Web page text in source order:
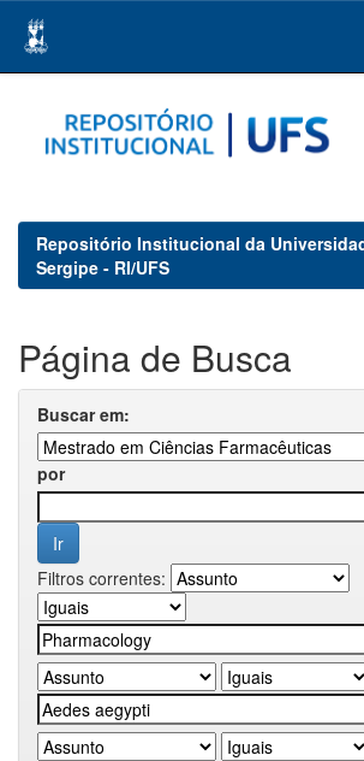
navigation
Repositório Institucional da
Sergipe - RI/UFS
Página de Busca
Buscar em:
por
Filtros correntes: